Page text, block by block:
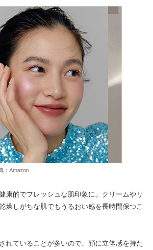
：Amazon
康的でフレッシュな肌印象に。クリームやリ
燥しがちな肌でもうるおい感を長時間保つこ
れていることが多いので、顔に立体感を持た